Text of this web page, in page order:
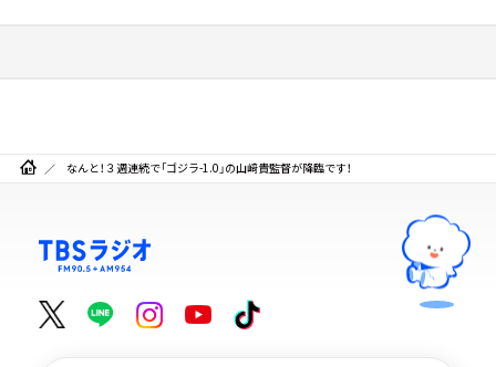
なんと！３週連続で「ゴジラ-1.0」の山﨑貴監督が降臨です！